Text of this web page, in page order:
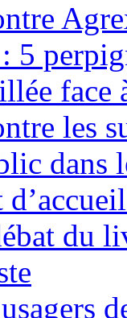
5
face
les
dans
du